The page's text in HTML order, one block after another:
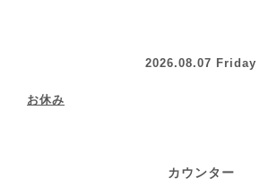
2026.08.07 Friday
お休み
カウンター